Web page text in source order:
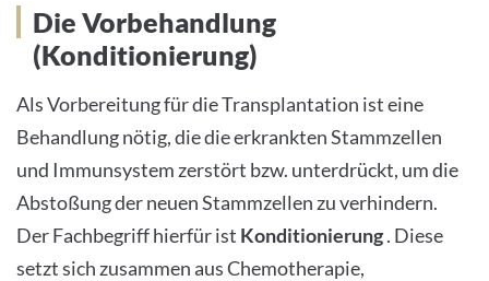
Die Vorbehandlung
(Konditionierung)
Als Vorbereitung für die Transplantation ist eine
Behandlung nötig, die die erkrankten Stammzellen
und Immunsystem zerstört bzw. unterdrückt, um die
Abstoßung der neuen Stammzellen zu verhindern.
Der Fachbegriff hierfür ist Konditionierung. Diese
setzt sich zusammen aus Chemotherapie,